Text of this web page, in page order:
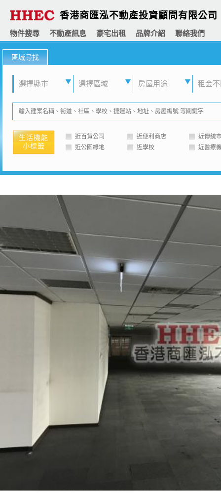
香港商匯泓不動產投資顧問有限公司
物件搜尋 不動產訊息 豪宅出租 品牌介紹 聯絡我們
區域尋找
選擇縣市 選擇區域 房屋用途 租金
生活機能
小標籤
近百貨公司 近便利商店
近傳統
近公園綠地
近學校 近醫療